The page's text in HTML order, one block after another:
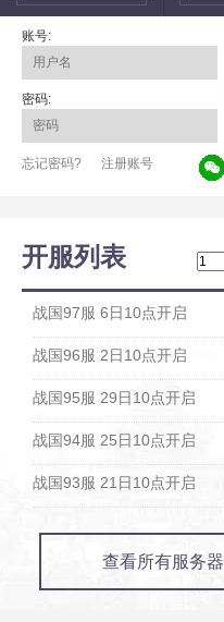
账号:
密码:
忘记密码? 注册账号
开服列表
战国97服 6日10点开启
战国96服 2日10点开启
战国95服 29日10点开启
战国94服 25日10点开启
战国93服 21日10点开启
查看所有服务器